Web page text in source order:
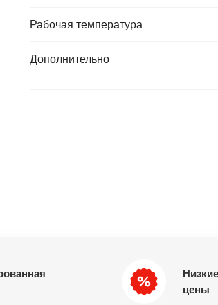
Рабочая температура
Дополнительно
Низкие
цены